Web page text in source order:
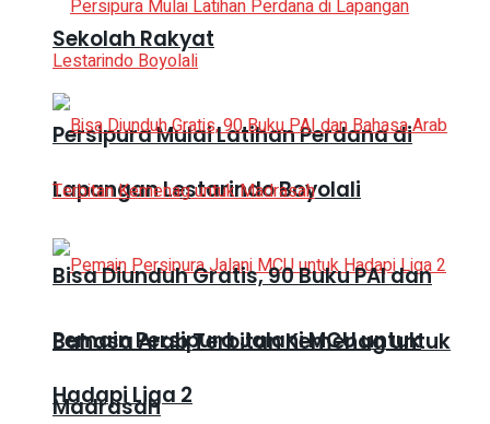
Persipura Mulai Latihan Perdana di
Lapangan Lestarindo Boyolali
Pemain Persipura Jalani MCU untuk
Hadapi Liga 2
Sekolah Rakyat
Bisa Diunduh Gratis, 90 Buku PAI dan
Bahasa Arab Terbitan Kemenag untuk
Madrasah